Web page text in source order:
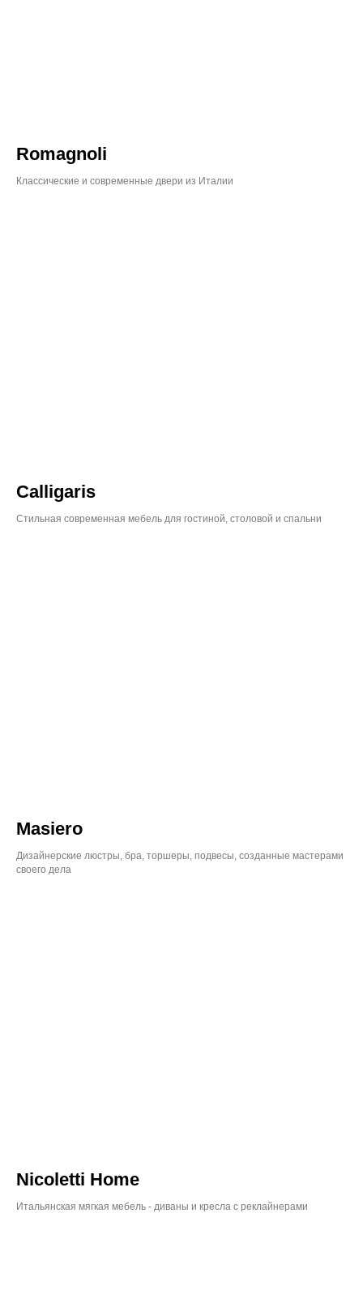
Romagnoli
Классические и современные двери из Италии
Calligaris
Стильная современная мебель для гостиной, столовой и спальни
Masiero
Дизайнерские люстры, бра, торшеры, подвесы, созданные мастерами
своего дела
Nicoletti Home
Итальянская мягкая мебель - диваны и кресла с реклайнерами